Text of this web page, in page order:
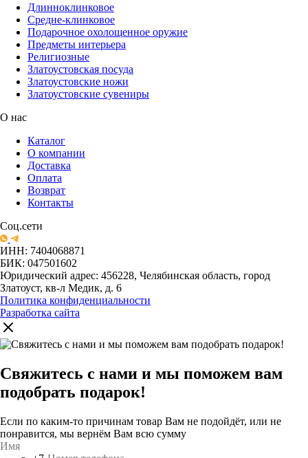
Длинноклинковое
Средне-клинковое
Подарочное охолощенное оружие
Предметы интерьера
Религиозные
Златоустовская посуда
Златоустовские ножи
Златоустовские сувениры
О нас
Каталог
О компании
Доставка
Оплата
Возврат
Контакты
Соц.сети
ИНН: 7404068871
БИК: 047501602
Юридический адрес: 456228, Челябинская область, город
Златоуст, кв-л Медик, д. 6
Политика конфиденциальности
Разработка сайта
Свяжитесь с нами и мы поможем вам
подобрать подарок!
Если по каким-то причинам товар Вам не подойдёт, или не
понравится, мы вернём Вам всю сумму